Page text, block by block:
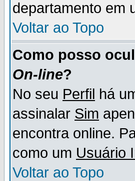
departamento em
Voltar ao Topo
Como posso
On-line?
No seu Perfil há
assinalar Sim
encontra online.
como um Usuário
Voltar ao Topo